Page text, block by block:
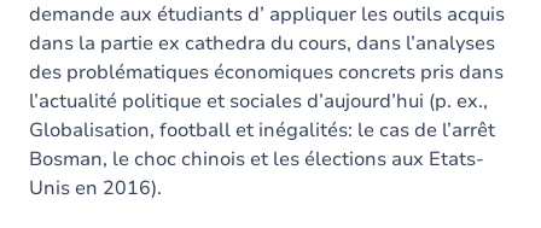
demande aux étudiants d’ appliquer les outils acquis
dans la partie ex cathedra du cours, dans l’analyses
des problématiques économiques concrets pris dans
l’actualité politique et sociales d’aujourd’hui (p. ex.,
Globalisation, football et inégalités: le cas de l’arrêt
Bosman, le choc chinois et les élections aux Etats-
Unis en 2016).